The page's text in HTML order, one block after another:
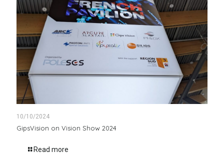
10/10/2024
GipsVision on Vision Show 2024
Read more